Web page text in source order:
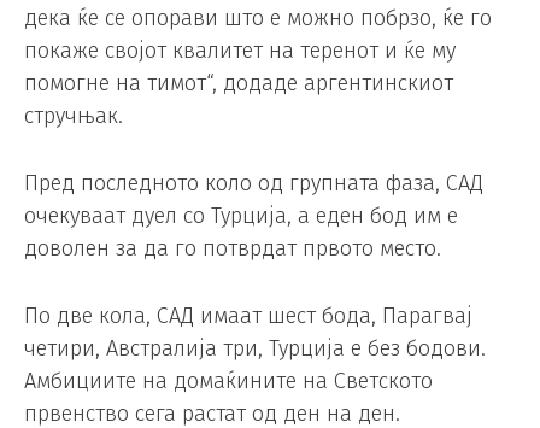
дека ќе се опорави што е можно побрзо, ќе го
покаже својот квалитет на теренот и ќе му
помогне на тимот“, додаде аргентинскиот
стручњак.
Пред последното коло од групната фаза, САД
очекуваат дуел со Турција, а еден бод им е
доволен за да го потврдат првото место.
По две кола, САД имаат шест бода, Парагвај
четири, Австралија три, Турција е без бодови.
Амбициите на домаќините на Светското
првенство сега растат од ден на ден.